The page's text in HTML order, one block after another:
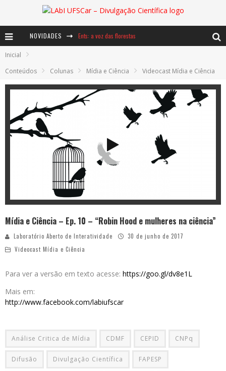
NOVIDADES Ents: a voz das florestas
Baú de Histórias - A jamais imaginada aventura com os moinhos de vento
Inicial
Conteúdos
Colunas Mídia e Ciência Videocast Mídia e Ciência
Mídia e Ciência – Ep. 10 – “Robin Hood e mulheres na ciência”
Laboratório Aberto de Interatividade
30 de junho de 2017
Videocast Mídia e Ciência
Para ver a versão em texto acesse: https://goo.gl/dv8e1L
Mais em:
http://www.facebook.com/labiufscar
Análise Critica de Mídia CDMF CEPID CNPq
Difusão Divulgação Científica FAPESP